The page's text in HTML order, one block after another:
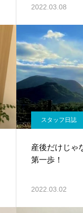
2022.03.08
スタッフ日誌
産後だけじゃ
第一歩！
2022.03.02